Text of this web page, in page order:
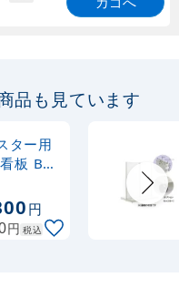
品も見ています
ター用
板 B0
シルバ
円
円 税込